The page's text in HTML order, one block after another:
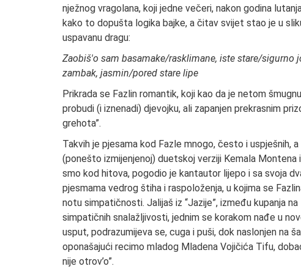
nježnog vragolana, koji jedne večeri, nakon godina
kako to dopušta logika bajke, a čitav svijet stao je u
uspavanu dragu:
Zaobiš'o sam basamake/rasklimane, iste stare/
zambak, jasmin/pored stare lipe
Prikrada se Fazlin romantik, koji kao da je netom
probudi (i iznenadi) djevojku, ali zapanjen prekrasnim
grehota”.
Takvih je pjesama kod Fazle mnogo, često i uspješnih,
(ponešto izmijenjenoj) duetskoj verziji Kemala
smo kod hitova, pogodio je kantautor lijepo i sa svoja
pjesmama vedrog štiha i raspoloženja, u kojima se
notu simpatičnosti. Jalijaš iz “Jazije”, između kupanja
simpatičnih snalažljivosti, jednim se korakom nađe u
usput, podrazumijeva se, cuga i puši, dok naslonjen na
oponašajući recimo mladog Mladena Vojičića Tifu,
nije otrov’o”.